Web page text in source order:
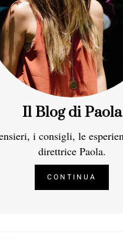
Il Blog di Paola
i consigli, le
direttrice Paola.
CONTINUA